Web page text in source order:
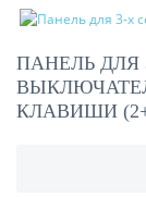
ПАНЕЛЬ
КЛАВИШИ